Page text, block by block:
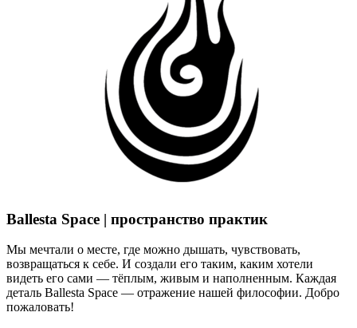
Ballesta Space | пространство практик
Мы мечтали о месте, где можно дышать, чувствовать,
возвращаться к себе. И создали его таким, каким хотели
видеть его сами — тёплым, живым и наполненным. Каждая
деталь Ballesta Space — отражение нашей философии. Добро
пожаловать!